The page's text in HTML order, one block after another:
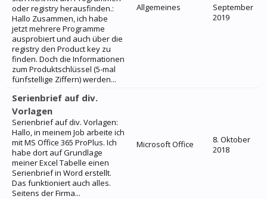
oder registry herausfinden.:
Hallo Zusammen, ich habe
jetzt mehrere Programme
ausprobiert und auch über die
registry den Product key zu
finden. Doch die Informationen
zum Produktschlüssel (5-mal
fünfstellige Ziffern) werden...
Allgemeines
September
2019
Serienbrief auf div.
Vorlagen
Serienbrief auf div. Vorlagen:
Hallo, in meinem Job arbeite ich
mit MS Office 365 ProPlus. Ich
habe dort auf Grundlage
meiner Excel Tabelle einen
Serienbrief in Word erstellt.
Das funktioniert auch alles.
Seitens der Firma...
Microsoft Office
8. Oktober
2018